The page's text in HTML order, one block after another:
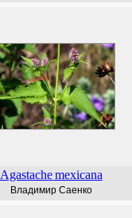
Agastache mexicana
Владимир Саенко